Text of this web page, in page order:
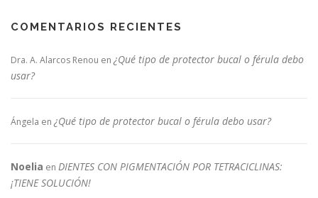
COMENTARIOS RECIENTES
Dra. A. Alarcos Renou en¿Qué tipo de protector bucal o férula debo
usar?
Ángela en¿Qué tipo de protector bucal o férula debo usar?
Noelia en DIENTES CON PIGMENTACIÓN POR TETRACICLINAS:
¡TIENE SOLUCIÓN!